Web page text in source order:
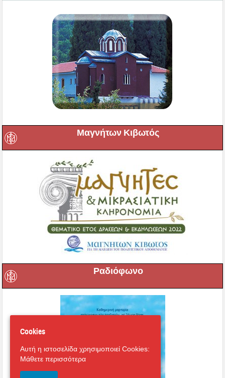
Μαγνήτων Κιβωτός
Ραδιόφωνο
Cookies
Αυτή η ιστοσελίδα χρησιμοποιεί Cookies:
Μάθετε περισσότερα